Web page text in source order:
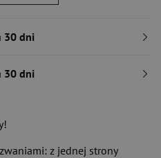
30 dni
30 dni
z jednej strony